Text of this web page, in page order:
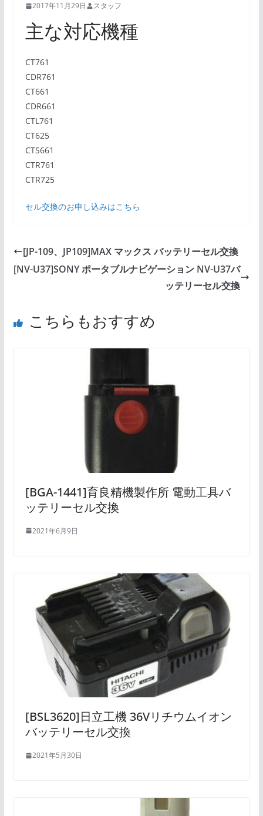
2017年11月29日 スタッフ
主な対応機種
CT761
CDR761
CT661
CDR661
CTL761
CT625
CTS661
CTR761
CTR725
セル交換のお申し込みはこちら
[JP-109、JP109]MAX マックス バッテリーセル交換
[NV-U37]SONY ポータブルナビゲーション NV-U37バ
ッテリーセル交換
こちらもおすすめ
[BGA-1441]育良精機製作所 電動工具バ
ッテリーセル交換
2021年6月9日
[BSL3620]日立工機 36Vリチウムイオン
バッテリーセル交換
2021年5月30日